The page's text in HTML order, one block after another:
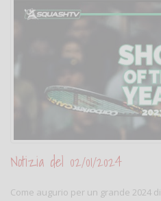
Notizia del 02/01/2024
Come augurio per un grande 2024